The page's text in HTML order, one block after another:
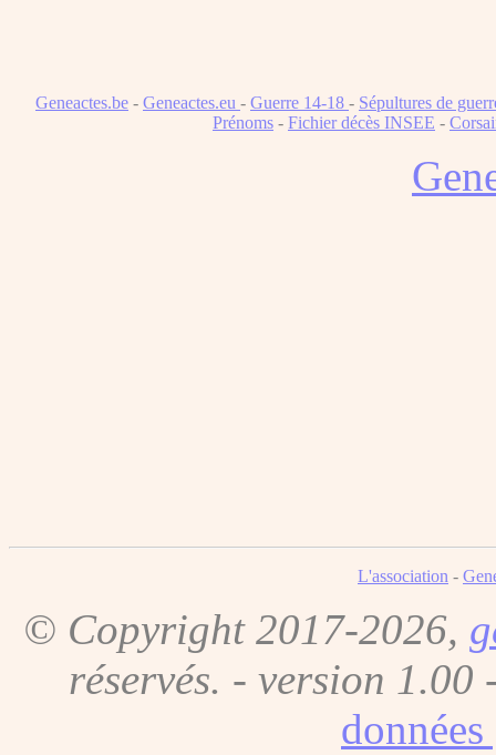
Geneactes.be - Geneactes.eu - Guerre 14-18 - Sépultures de
Prénoms - Fichier décès INSEE -
L'association -
© Copyright 2017-2026,
réservés. - version 1.00